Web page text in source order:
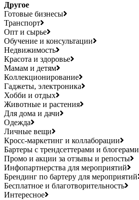
Другое
Готовые бизнесы
Транспорт
Опт и сырье
Обучение и консультации
Недвижимость
Красота и здоровье
Мамам и детям
Коллекционирование
Гаджеты, электроника
Хобби и отдых
Животные и растения
Для дома и дачи
Одежда
Личные вещи
Кросс-маркетинг и коллаборации
Бартеры с трендсеттерами и блогерами
Промо и акции за отзывы и репосты
Инфопартнерства для мероприятий
Брендинг по бартеру для мероприятий
Бесплатное и благотворительность
Интересное